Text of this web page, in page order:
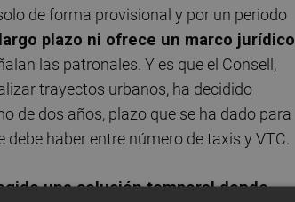
de forma provisional y por un periodo
plazo ni ofrece un marco jurídico
las patronales. Y es que el Consell,
trayectos urbanos, ha decidido
de dos años, plazo que se ha dado para
haber entre número de taxis y VTC.
una solución temporal donde